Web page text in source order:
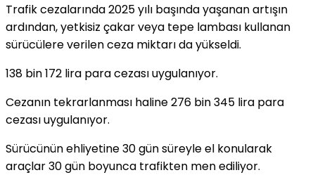
Trafik cezalarında 2025 yılı başında yaşanan artışın
ardından, yetkisiz çakar veya tepe lambası kullanan
sürücülere verilen ceza miktarı da yükseldi.
138 bin 172 lira para cezası uygulanıyor.
Cezanın tekrarlanması haline 276 bin 345 lira para
cezası uygulanıyor.
Sürücünün ehliyetine 30 gün süreyle el konularak
araçlar 30 gün boyunca trafikten men ediliyor.